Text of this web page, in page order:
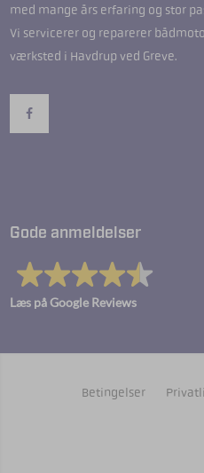
med mange års erfaring og stor
Vi servicerer og reparerer
værksted i Havdrup ved Greve.
Gode anmeldelser
Læs på Google Reviews
Betingelser